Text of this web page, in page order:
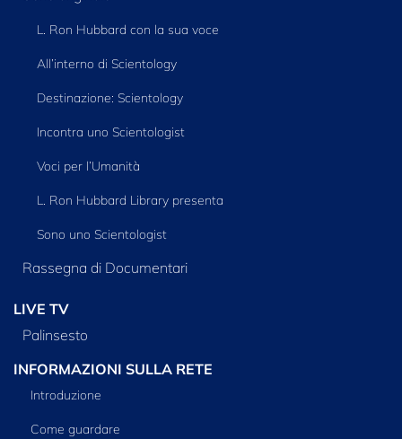
L. Ron Hubbard con la sua voce
All’interno di Scientology
Destinazione: Scientology
Incontra uno Scientologist
Voci per l’Umanità
L. Ron Hubbard Library presenta
Sono uno Scientologist
Rassegna di Documentari
LIVE TV
Palinsesto
INFORMAZIONI SULLA RETE
Introduzione
Come guardare